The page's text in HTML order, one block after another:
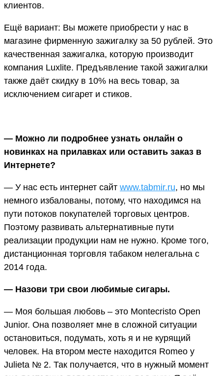
клиентов.
Ещё вариант: Вы можете приобрести у нас в
магазине фирменную зажигалку за 50 рублей. Это
качественная зажигалка, которую производит
компания Luxlite. Предъявление такой зажигалки
также даёт скидку в 10% на весь товар, за
исключением сигарет и стиков.
— Можно ли подробнее узнать онлайн о
новинках на прилавках или оставить заказ в
Интернете?
— У нас есть интернет сайт www.tabmir.ru, но мы
немного избалованы, потому, что находимся на
пути потоков покупателей торговых центров.
Поэтому развивать альтернативные пути
реализации продукции нам не нужно. Кроме того,
дистанционная торговля табаком нелегальна с
2014 года.
— Назови три свои любимые сигары.
— Моя большая любовь – это Montecristo Open
Junior. Она позволяет мне в сложной ситуации
остановиться, подумать, хоть я и не курящий
человек. На втором месте находится Romeo y
Julieta № 2. Так получается, что в нужный момент